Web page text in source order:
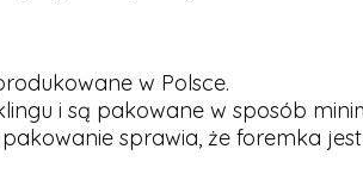
w Polsce.
i są pakowane w sposób
sprawia, że foremka